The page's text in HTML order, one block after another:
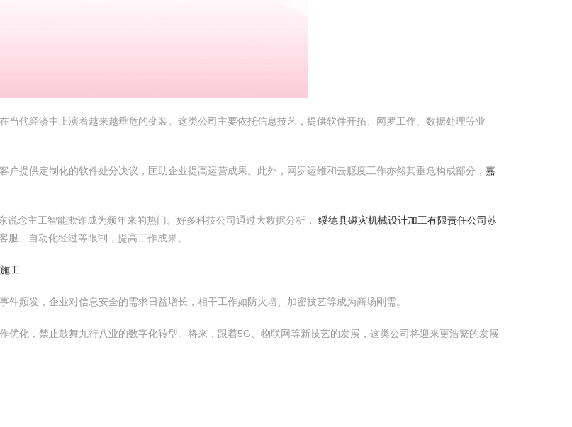
代经济中上演着越来越垂危的变装。这类公司主要依托信息技艺，提供软件开拓、网罗工作、数据处理等业
提供定制化的软件处分决议，匡助企业提高运营成果。此外，网罗运维和云臆度工作亦然其垂危构成部分， 嘉
说念主工智能欺诈成为频年来的热门。好多科技公司通过大数据分析， 绥德县磁灾机械设计加工有限责任公司苏
服、自动化经过等限制，提高工作成果。
工
频发，企业对信息安全的需求日益增长，相干工作如防火墙、加密技艺等成为商场刚需。
化，禁止鼓舞九行八业的数字化转型。将来，跟着5G、物联网等新技艺的发展，这类公司将迎来更浩繁的发展